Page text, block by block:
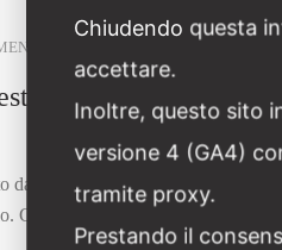
Rimini
da Andrea Speziali. Dall’8 luglio al
C’è un momento, nella vita
Chiudendo questa
accettare.
Inoltre, questo sito
versione 4 (GA4)
tramite proxy.
Prestando il